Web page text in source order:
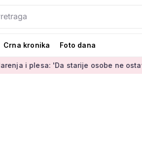
Crna kronika Foto dana
starije osobe ne ostavimo same'